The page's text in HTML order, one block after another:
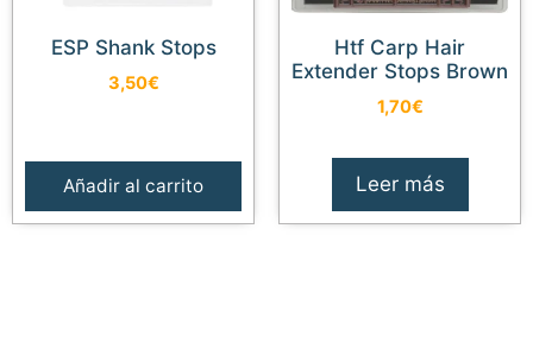
ESP Shank Stops
3,50€
Añadir al carrito
Htf Carp Hair
Extender Stops Brown
1,70€
Leer más